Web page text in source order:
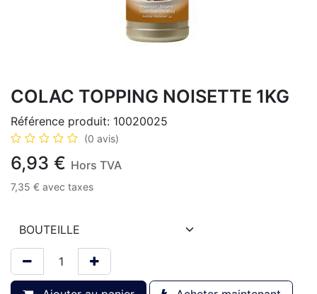
COLAC TOPPING NOISETTE 1KG
Référence produit: 10020025
(0 avis)
6,93 € Hors TVA
7,35 € avec taxes